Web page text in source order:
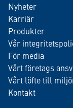
Nyheter
Karriär
Produkter
Vår
För media
Vårt företags
Vårt löfte till
Kontakt